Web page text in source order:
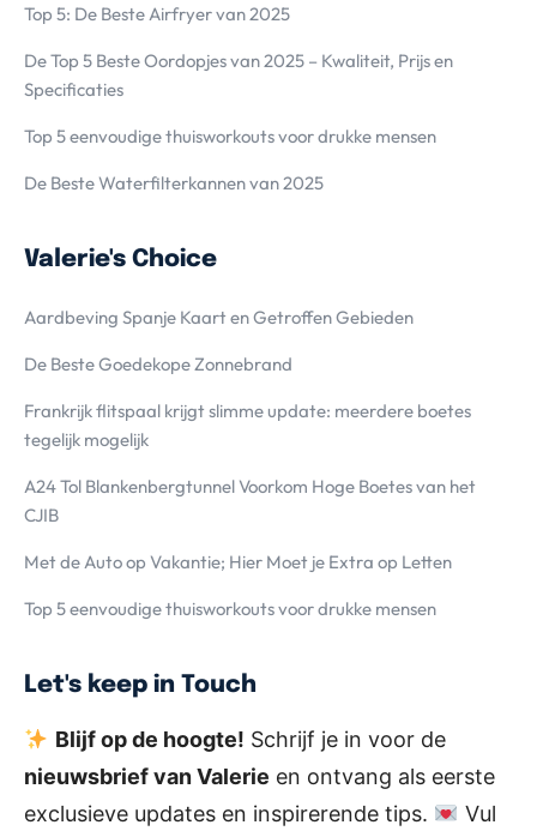
Top 5: De Beste Airfryer van 2025
De Top 5 Beste Oordopjes van 2025 – Kwaliteit, Prijs en
Specificaties
Top 5 eenvoudige thuisworkouts voor drukke mensen
De Beste Waterfilterkannen van 2025
Valerie's Choice
Aardbeving Spanje Kaart en Getroffen Gebieden
De Beste Goedekope Zonnebrand
Frankrijk flitspaal krijgt slimme update: meerdere boetes
tegelijk mogelijk
A24 Tol Blankenbergtunnel Voorkom Hoge Boetes van het
CJIB
Met de Auto op Vakantie; Hier Moet je Extra op Letten
Top 5 eenvoudige thuisworkouts voor drukke mensen
Let's keep in Touch
Blijf op de hoogte! Schrijf je in voor de
nieuwsbrief van Valerie en ontvang als eerste
exclusieve updates en inspirerende tips.
Vul